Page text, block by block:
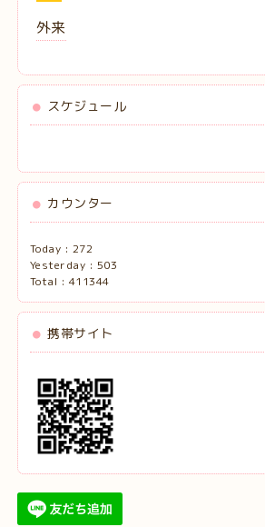
外来
スケジュール
カウンター
Today : 272
Yesterday : 503
Total : 411344
携帯サイト